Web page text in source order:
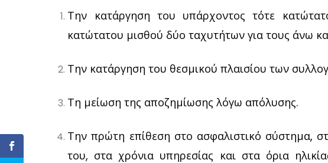
Την κατάργηση του υπάρχοντος τότε
κατώτατου μισθού δύο ταχυτήτων για τους άνω
Την κατάργηση του θεσμικού πλαισίου των
Τη μείωση της αποζημίωσης λόγω απόλυσης.
Την πρώτη επίθεση στο ασφαλιστικό σύστημα,
του, στα χρόνια υπηρεσίας και στα όρια